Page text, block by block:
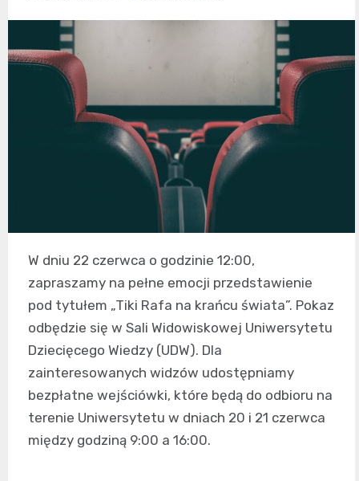
W dniu 22 czerwca o godzinie 12:00,
zapraszamy na pełne emocji przedstawienie
pod tytułem „Tiki Rafa na krańcu świata”. Pokaz
odbędzie się w Sali Widowiskowej Uniwersytetu
Dziecięcego Wiedzy (UDW). Dla
zainteresowanych widzów udostępniamy
bezpłatne wejściówki, które będą do odbioru na
terenie Uniwersytetu w dniach 20 i 21 czerwca
między godziną 9:00 a 16:00.